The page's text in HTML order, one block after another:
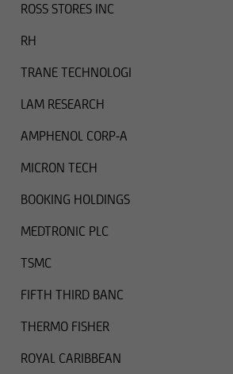
ROSS STORES INC
RH
TRANE TECHNOLOGI
LAM RESEARCH
AMPHENOL CORP-A
MICRON TECH
BOOKING HOLDINGS
MEDTRONIC PLC
TSMC
FIFTH THIRD BANC
THERMO FISHER
ROYAL CARIBBEAN